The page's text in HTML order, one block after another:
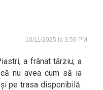
10/11/2025 la 3:59 PM
a frânat târziu, a
nu avea cum să ia
pe trasa disponibilă.